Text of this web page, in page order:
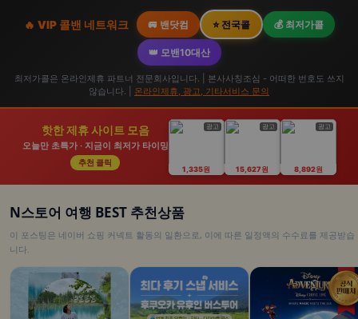
🔥 VIP 콜밴 네트워크 🚐 밴닷컴 ⭐ 전국콜 💰 최저가콜
👑 모밴10대산
최저가콜은 온라인제휴 파트너 전문회사입니다. | 본사사칭조심 - 어떠한 번호도 쓰지
않습니다. | 온라인제휴, 광고, 기타서비스 문의
핫한 제휴 사이트 모음
오늘만 초특가 · 지금이 최저가 타이밍
추천 클릭
광고
1,335원
광고
15,627원
광고
8,892원
N스토어 여행 BEST 추천상품
이 포스팅은 네이버 쇼핑 커넥트 활동의 일환으로, 이에 따른 일정액의 수수료를 제공받습
니다.